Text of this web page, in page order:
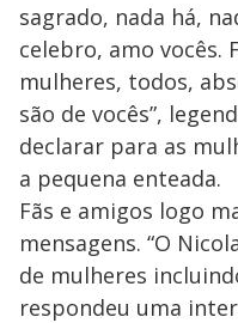
sagrado, nada há,
celebro, amo vocês.
mulheres, todos,
são de vocês”,
declarar para as
a pequena enteada.
Fãs e amigos logo
mensagens. “O
de mulheres
respondeu uma